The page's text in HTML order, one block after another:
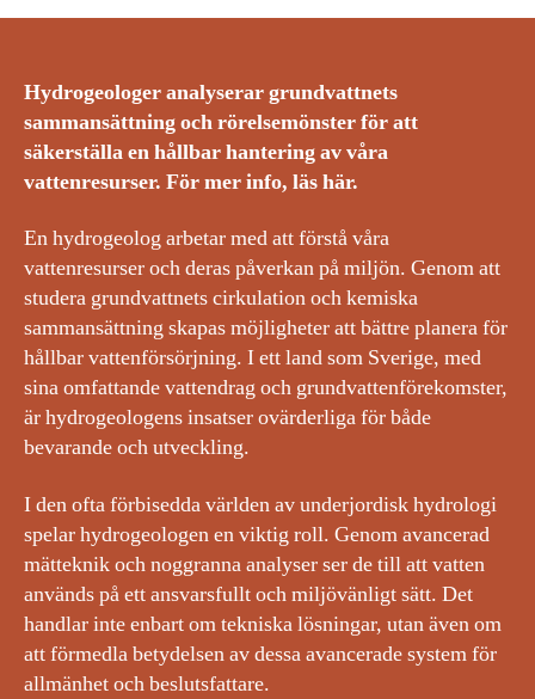
Hydrogeologer analyserar grundvattnets
sammansättning och rörelsemönster för att
säkerställa en hållbar hantering av våra
vattenresurser. För mer info, läs här.
En hydrogeolog arbetar med att förstå våra
vattenresurser och deras påverkan på miljön. Genom att
studera grundvattnets cirkulation och kemiska
sammansättning skapas möjligheter att bättre planera för
hållbar vattenförsörjning. I ett land som Sverige, med
sina omfattande vattendrag och grundvattenförekomster,
är hydrogeologens insatser ovärderliga för både
bevarande och utveckling.
I den ofta förbisedda världen av underjordisk hydrologi
spelar hydrogeologen en viktig roll. Genom avancerad
mätteknik och noggranna analyser ser de till att vatten
används på ett ansvarsfullt och miljövänligt sätt. Det
handlar inte enbart om tekniska lösningar, utan även om
att förmedla betydelsen av dessa avancerade system för
allmänhet och beslutsfattare.